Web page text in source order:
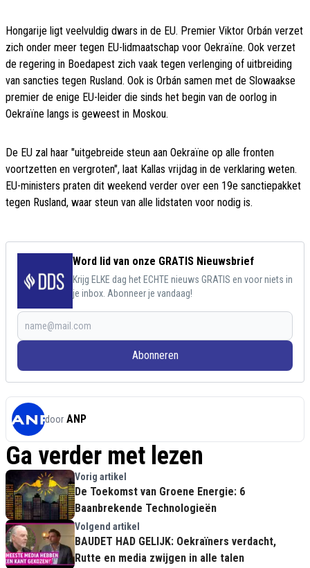
Hongarije ligt veelvuldig dwars in de EU. Premier Viktor Orbán verzet
zich onder meer tegen EU-lidmaatschap voor Oekraïne. Ook verzet
de regering in Boedapest zich vaak tegen verlenging of uitbreiding
van sancties tegen Rusland. Ook is Orbán samen met de Slowaakse
premier de enige EU-leider die sinds het begin van de oorlog in
Oekraïne langs is geweest in Moskou.
De EU zal haar "uitgebreide steun aan Oekraïne op alle fronten
voortzetten en vergroten", laat Kallas vrijdag in de verklaring weten.
EU-ministers praten dit weekend verder over een 19e sanctiepakket
tegen Rusland, waar steun van alle lidstaten voor nodig is.
Word lid van onze GRATIS Nieuwsbrief
Krijg ELKE dag het ECHTE nieuws GRATIS en voor niets in
je inbox. Abonneer je vandaag!
Abonneren
door ANP
Ga verder met lezen
Vorig artikel
De Toekomst van Groene Energie: 6
Baanbrekende Technologieën
Volgend artikel
BAUDET HAD GELIJK: Oekraïners verdacht,
Rutte en media zwijgen in alle talen